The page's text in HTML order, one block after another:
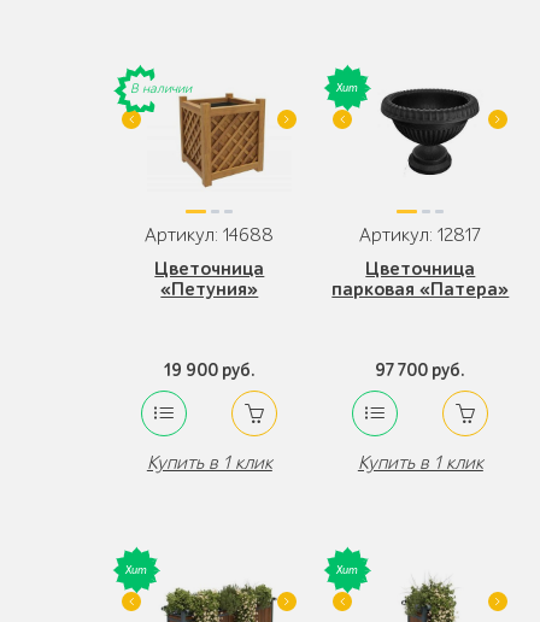
В наличии
Артикул: 14688
Цветочница
«Петуния»
19 900 руб.
Купить в 1 клик
Артикул: 12817
Цветочница
парковая «Патера»
97 700 руб.
Купить в 1 клик